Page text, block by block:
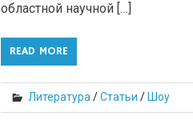
областной научной […]
READ MORE
Литература/Статьи / Шоу